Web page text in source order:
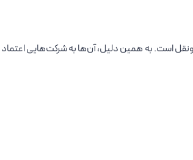
است. به همین دلیل، آن‌ها به شرکت‌هایی اعتماد